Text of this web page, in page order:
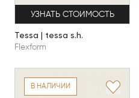
УЗНАТЬ СТОИМОСТЬ
Tessa | tessa s.h.
Flexform
В НАЛИЧИИ